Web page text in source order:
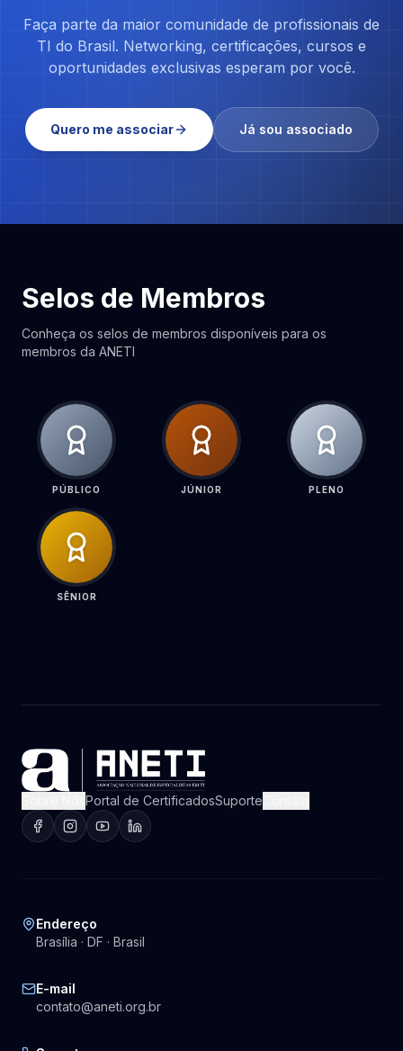
Faça parte da maior comunidade de profissionais de
TI do Brasil. Networking, certificações, cursos e
oportunidades exclusivas esperam por você.
Quero me associar Já sou associado
Selos de Membros
Conheça os selos de membros disponíveis para os
membros da ANETI
PÚBLICO JÚNIOR PLENO
SÊNIOR
Portal de CertificadosSuporte
Endereço
Brasília · DF · Brasil
E-mail
contato@aneti.org.br